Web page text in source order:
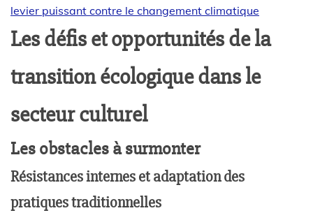
levier puissant contre le changement climatique
Les défis et opportunités de la
transition écologique dans le
secteur culturel
Les obstacles à surmonter
Résistances internes et adaptation des
pratiques traditionnelles